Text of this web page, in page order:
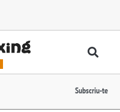
Subscriu-te